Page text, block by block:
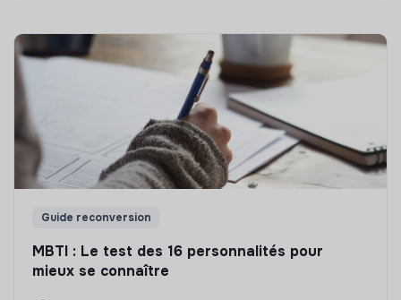
Guide reconversion
MBTI : Le test des 16 personnalités pour
mieux se connaître